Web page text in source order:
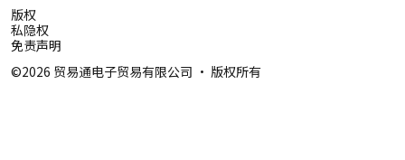
©2026 贸易通电子贸易有限公司 ‧ 版权所有
版权
私隐权
免责声明